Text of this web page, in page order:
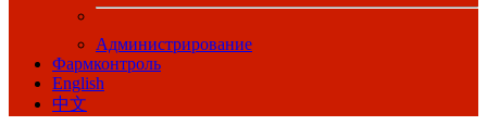
Администрирование
Фармконтроль
English
中文